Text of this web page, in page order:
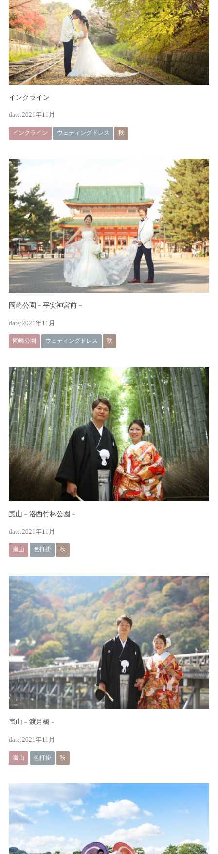
インクライン
2021年11月
インクライン ウェディングドレス 秋
岡崎公園－平安神宮前－
2021年11月
岡崎公園 ウェディングドレス 秋
嵐山－洛西竹林公園－
2021年11月
嵐山 色打掛 秋
嵐山－渡月橋－
2021年11月
嵐山 色打掛 秋